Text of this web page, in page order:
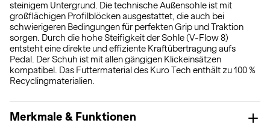
steinigem Untergrund. Die technische Außensohle ist mit
großflächigen Profilblöcken ausgestattet, die auch bei
schwierigeren Bedingungen für perfekten Grip und Traktion
sorgen. Durch die hohe Steifigkeit der Sohle (V-Flow 8)
entsteht eine direkte und effiziente Kraftübertragung aufs
Pedal. Der Schuh ist mit allen gängigen Klickeinsätzen
kompatibel. Das Futtermaterial des Kuro Tech enthält zu 100 %
Recyclingmaterialien.
Merkmale & Funktionen